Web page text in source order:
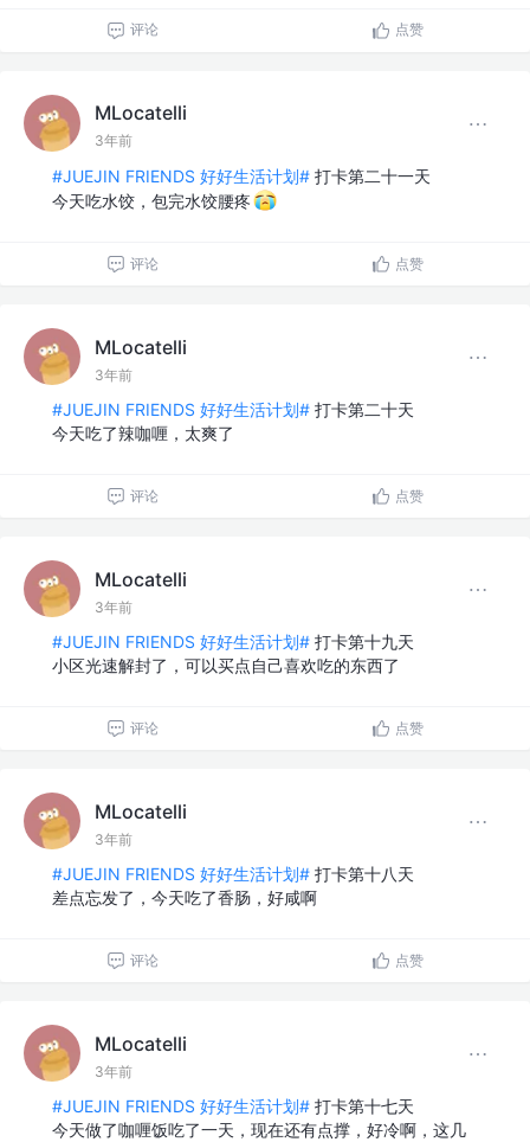
评论 点赞
MLocatelli
3年前
#JUEJIN FRIENDS 好好生活计划# 打卡第二十一天
今天吃水饺，包完水饺腰疼
评论 点赞
MLocatelli
3年前
#JUEJIN FRIENDS 好好生活计划# 打卡第二十天
今天吃了辣咖喱，太爽了
评论 点赞
MLocatelli
3年前
#JUEJIN FRIENDS 好好生活计划# 打卡第十九天
小区光速解封了，可以买点自己喜欢吃的东西了
评论 点赞
MLocatelli
3年前
#JUEJIN FRIENDS 好好生活计划# 打卡第十八天
差点忘发了，今天吃了香肠，好咸啊
评论 点赞
MLocatelli
3年前
#JUEJIN FRIENDS 好好生活计划# 打卡第十七天
今天做了咖喱饭吃了一天，现在还有点撑，好冷啊，这几